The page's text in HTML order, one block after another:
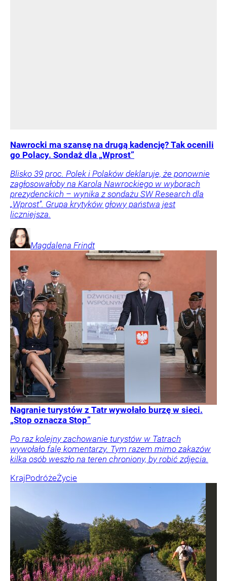
Nawrocki ma szansę na drugą kadencję? Tak ocenili
go Polacy. Sondaż dla „Wprost”
Blisko 39 proc. Polek i Polaków deklaruje, że ponownie
zagłosowałoby na Karola Nawrockiego w wyborach
prezydenckich – wynika z sondażu SW Research dla
„Wprost”. Grupa krytyków głowy państwa jest
liczniejsza.
Magdalena Frindt
Nagranie turystów z Tatr wywołało burzę w sieci.
„Stop oznacza Stop”
Po raz kolejny zachowanie turystów w Tatrach
wywołało falę komentarzy. Tym razem mimo zakazów
kilka osób weszło na teren chroniony, by robić zdjęcia.
KrajPodróżeŻycie